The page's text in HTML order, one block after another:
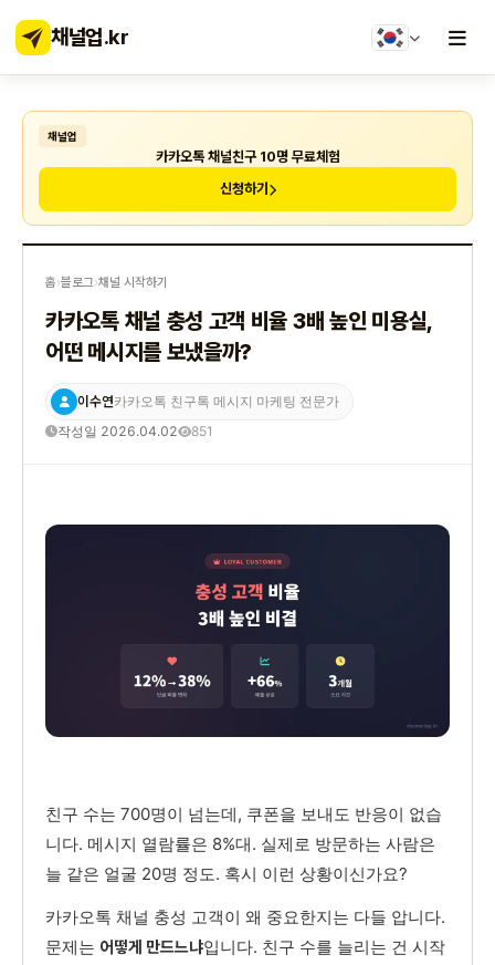
채널업.kr
채널업
카카오톡 채널친구 10명 무료체험
신청하기
홈›블로그›채널 시작하기
카카오톡 채널 충성 고객 비율 3배 높인 미용실,
어떤 메시지를 보냈을까?
이수연카카오톡 친구톡 메시지 마케팅 전문가
작성일 2026.04.02 851
친구 수는 700명이 넘는데, 쿠폰을 보내도 반응이 없습
니다. 메시지 열람률은 8%대. 실제로 방문하는 사람은
늘 같은 얼굴 20명 정도. 혹시 이런 상황이신가요?
카카오톡 채널 충성 고객이 왜 중요한지는 다들 압니다.
문제는 어떻게 만드느냐입니다. 친구 수를 늘리는 건 시작